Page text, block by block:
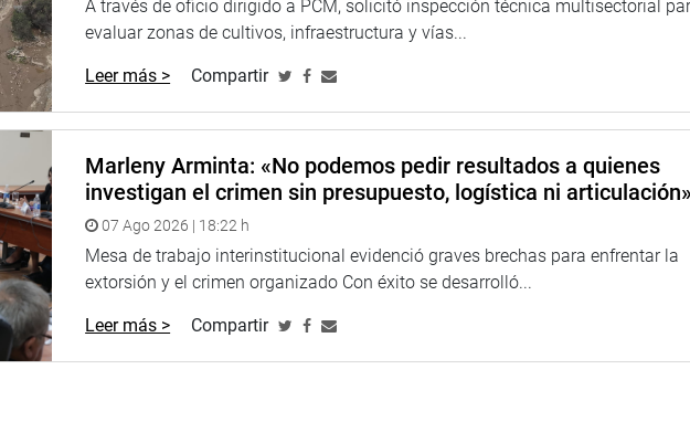
A través de oficio dirigido a PCM, solicitó inspección técnica multisectorial
evaluar zonas de cultivos, infraestructura y vías...
Leer más > Compartir
Marleny Arminta: «No podemos pedir resultados a quienes
investigan el crimen sin presupuesto, logística ni articulación»
07 Ago 2026 | 18:22 h
Mesa de trabajo interinstitucional evidenció graves brechas para enfrentar la
extorsión y el crimen organizado Con éxito se desarrolló...
Leer más > Compartir